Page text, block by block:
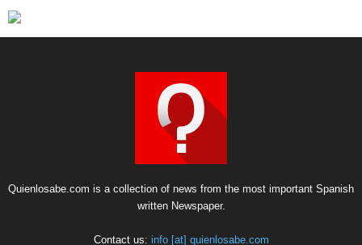
Quienlosabe.com is a collection of news from the most important Spanish
written Newspaper.
Contact us: info [at] quienlosabe.com